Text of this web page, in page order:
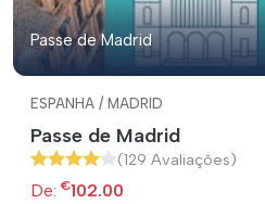
Passe de Madrid
ESPANHA / MADRID
Passe de Madrid
(129 Avaliações)
De: €102.00